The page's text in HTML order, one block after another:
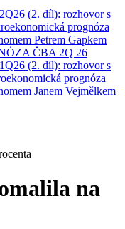
(2. díl): rozhovor s
prognóza
Petrem Gapkem
ČBA 2Q 26
(2. díl): rozhovor s
prognóza
Janem Vejmělkem
na